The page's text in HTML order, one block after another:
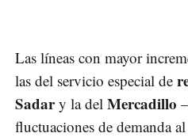
Las líneas con mayor
las del servicio especial de
Sadary la del Mercadillo
fluctuaciones de demanda